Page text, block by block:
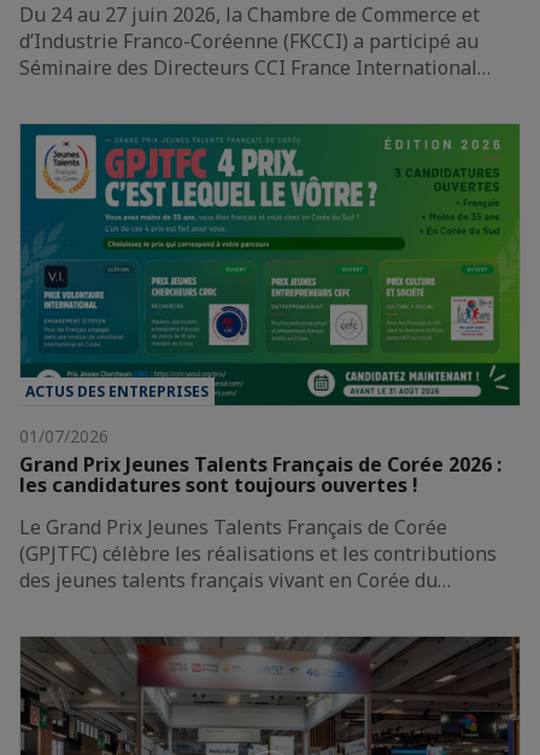
Du 24 au 27 juin 2026, la Chambre de Commerce et
d’Industrie Franco-Coréenne (FKCCI) a participé au
Séminaire des Directeurs CCI France International…
ACTUS DES ENTREPRISES
01/07/2026
Grand Prix Jeunes Talents Français de Corée 2026 :
les candidatures sont toujours ouvertes !
Le Grand Prix Jeunes Talents Français de Corée
(GPJTFC) célèbre les réalisations et les contributions
des jeunes talents français vivant en Corée du…